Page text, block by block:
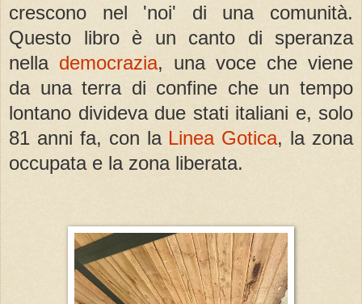
crescono nel 'noi' di una comunità.
Questo libro è un canto di speranza
nella democrazia, una voce che viene
da una terra di confine che un tempo
lontano divideva due stati italiani e, solo
81 anni fa, con la Linea Gotica, la zona
occupata e la zona liberata.